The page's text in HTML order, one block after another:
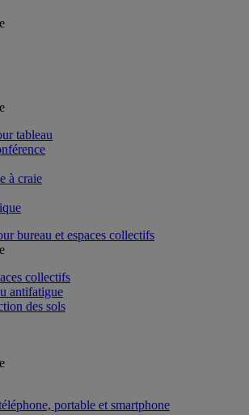
tableau
à craie
bureau et espaces collectifs
collectifs
antifatigue
des sols
portable et smartphone